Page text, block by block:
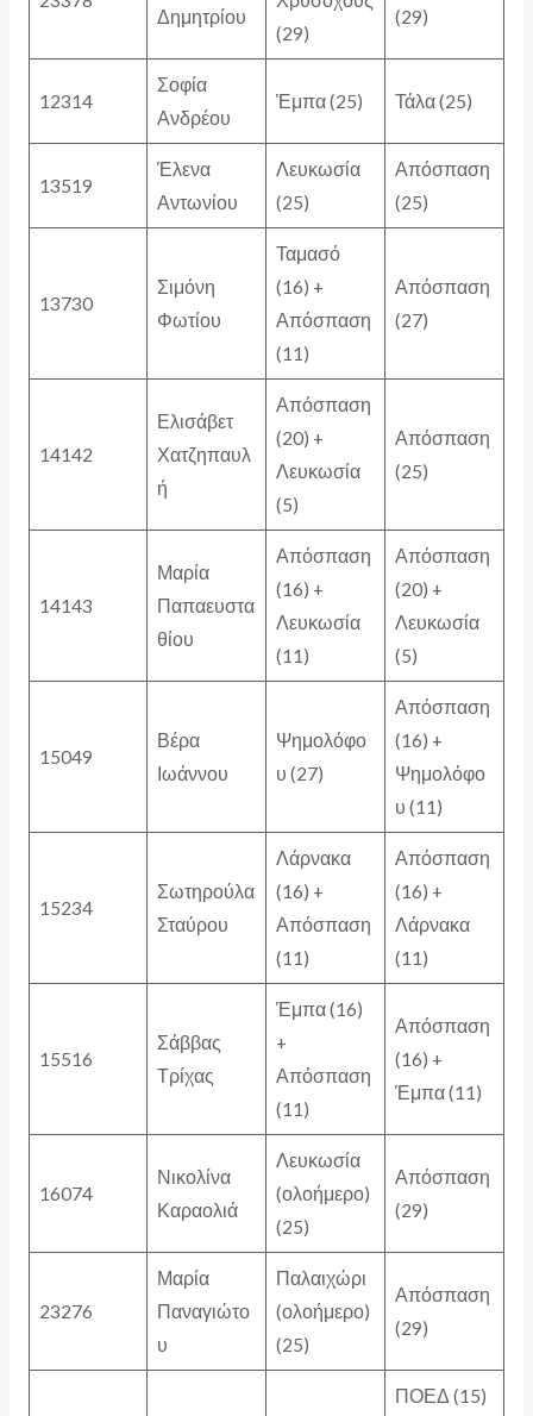
Δημητρίου
(29)
(29)
12314
Σοφία
Ανδρέου
Έμπα (25) Τάλα (25)
13519
Έλενα
Αντωνίου
Λευκωσία
(25)
Απόσπαση
(25)
13730
Σιμόνη
Φωτίου
Ταμασό
(16) +
Απόσπαση
(11)
Απόσπαση
(27)
14142
Ελισάβετ
Χατζηπαυλ
ή
Απόσπαση
(20) +
Λευκωσία
(5)
Απόσπαση
(25)
14143
Μαρία
Παπαευστα
θίου
Απόσπαση
(16) +
Λευκωσία
(11)
Απόσπαση
(20) +
Λευκωσία
(5)
15049
Βέρα
Ιωάννου
Ψημολόφο
υ (27)
Απόσπαση
(16) +
Ψημολόφο
υ (11)
15234
Σωτηρούλα
Σταύρου
Λάρνακα
(16) +
Απόσπαση
(11)
Απόσπαση
(16) +
Λάρνακα
(11)
15516
Σάββας
Τρίχας
Έμπα (16)
+
Απόσπαση
(11)
Απόσπαση
(16) +
Έμπα (11)
16074
Νικολίνα
Καραολιά
Λευκωσία
(ολοήμερο)
(25)
Απόσπαση
(29)
23276
Μαρία
Παναγιώτο
υ
Παλαιχώρι
(ολοήμερο)
(25)
Απόσπαση
(29)
ΠΟΕΔ (15)